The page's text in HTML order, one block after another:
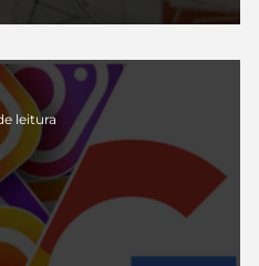
leitura